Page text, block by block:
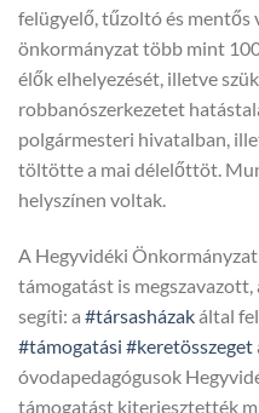
felügyelő, tűzoltó és mentős
önkormányzat több mint
élők elhelyezését, illetve
robbanószerkezetet
polgármesteri hivatalban,
töltötte a mai délelőttöt.
helyszínen voltak.
A Hegyvidéki
támogatást is
segíti: a #társasházakáltal
#támogatási #keretösszeget
óvodapedagógusok
támogatást kiterjesztették